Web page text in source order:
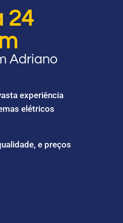
24
Adriano
experiência
elétricos
e preços